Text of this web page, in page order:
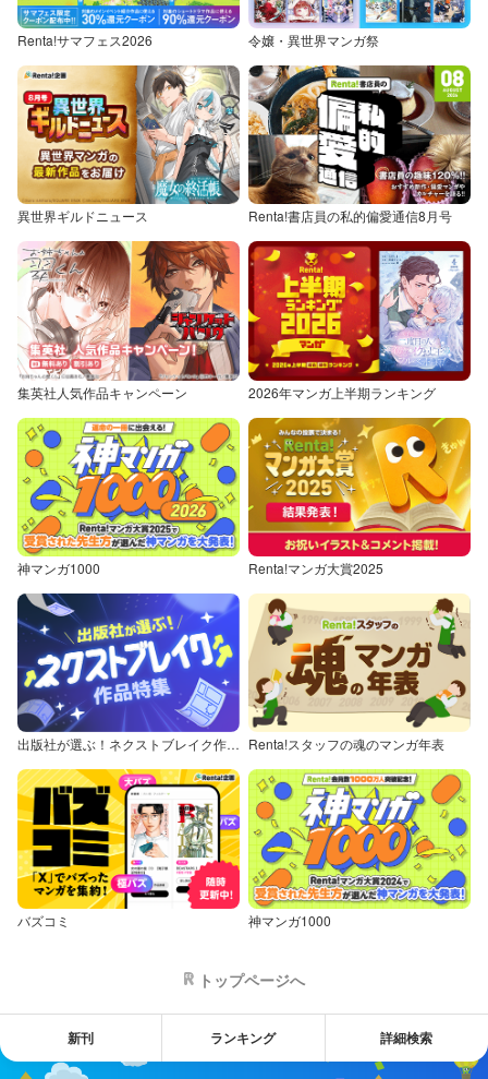
Renta!サマフェス2026 令嬢・異世界マンガ祭
異世界ギルドニュース Renta!書店員の私的偏愛通信8月号
集英社人気作品キャンペーン 2026年マンガ上半期ランキング
神マンガ1000 Renta!マンガ大賞2025
出版社が選ぶ！ネクストブレイク作品特集 Renta!スタッフの魂のマンガ年表
バズコミ 神マンガ1000
トップページへ
新刊 ランキング 詳細検索